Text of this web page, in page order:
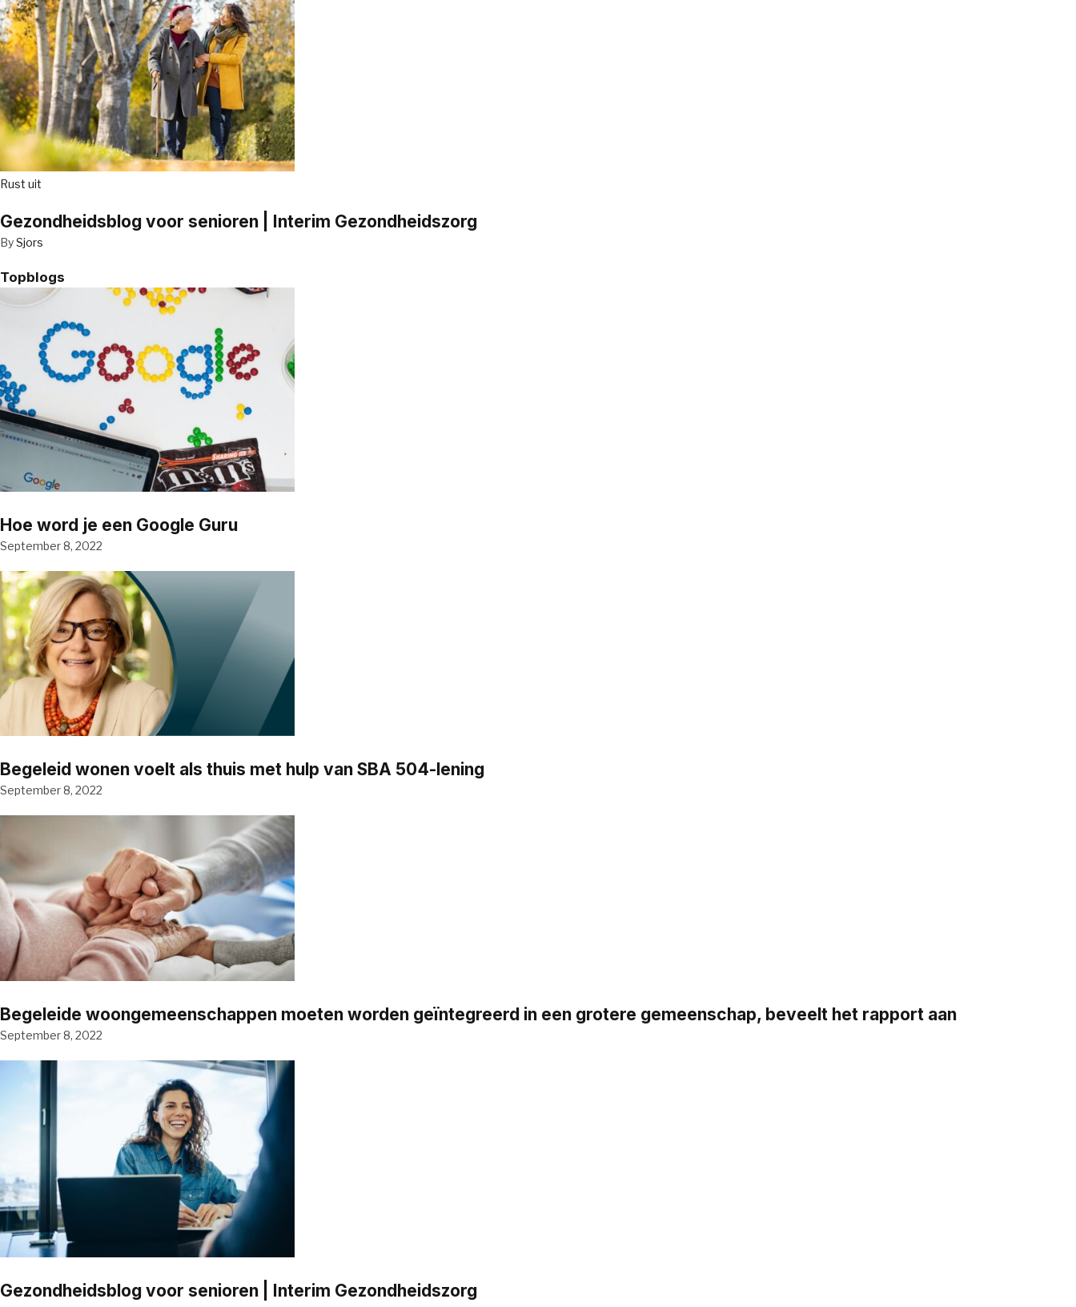
Rust uit
Gezondheidsblog voor senioren | Interim Gezondheidszorg
BySjors
Topblogs
Hoe word je een Google Guru
September 8, 2022
Begeleid wonen voelt als thuis met hulp van SBA 504-lening
September 8, 2022
Begeleide woongemeenschappen moeten worden geïntegreerd in een grotere gemeenschap, beveelt het rapport aan
September 8, 2022
Gezondheidsblog voor senioren | Interim Gezondheidszorg